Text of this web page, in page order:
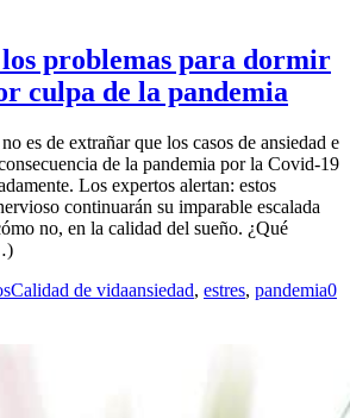
problemas para dormir
culpa de la pandemia
es de extrañar que los casos de ansiedad e
de la pandemia por la Covid-19
Los expertos alertan: estos
continuarán su imparable escalada
no, en la calidad del sueño. ¿Qué
Calidad de vidaansiedad, estres, pandemia0